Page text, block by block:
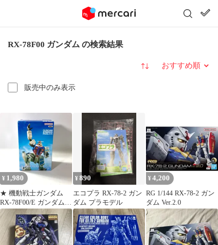
RX-78F00 ガンダム の検索結果
販売中のみ表示
並び替え
¥ 1,980
★ 機動戦士ガンダム
RX-78F00/E ガンダム
フィギュア ナムコ限定
GUNDAM NEXT
FUTURE PAVILION 未
開封 大阪万博 現状品
¥890
エコプラ RX-78-2 ガン
ダム プラモデル
¥ 4,200
RG 1/144 RX-78-2 ガン
ダム Ver.2.0